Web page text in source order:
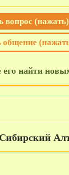
вопрос (нажать)
общение
найти